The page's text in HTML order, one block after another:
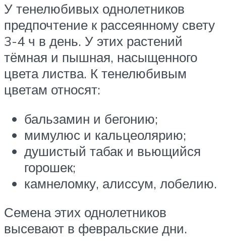
У тенелюбивых однолетников
предпочтение к рассеянному свету
3-4 ч в день. У этих растений
тёмная и пышная, насыщенного
цвета листва. К тенелюбивым
цветам относят:
бальзамин и бегонию;
мимулюс и кальцеолярию;
душистый табак и вьющийся
горошек;
камнеломку, алиссум, лобелию.
Семена этих однолетников
высевают в февральские дни.